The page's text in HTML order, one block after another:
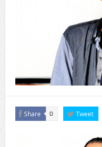
CINEMA×STYLE 294号
Share 0 Tweet